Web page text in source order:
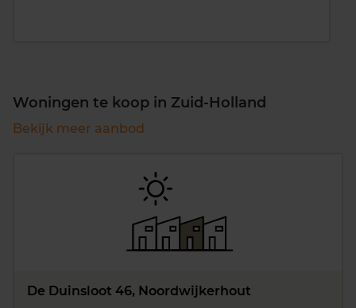
Woningen te koop in Zuid-Holland
Bekijk meer aanbod
De Duinsloot 46, Noordwijkerhout